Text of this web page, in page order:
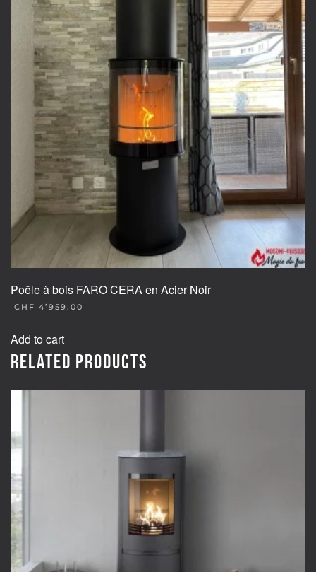
Poêle à bois FARO CERA en Acier Noir
CHF 4’959.00
Add to cart
Related products